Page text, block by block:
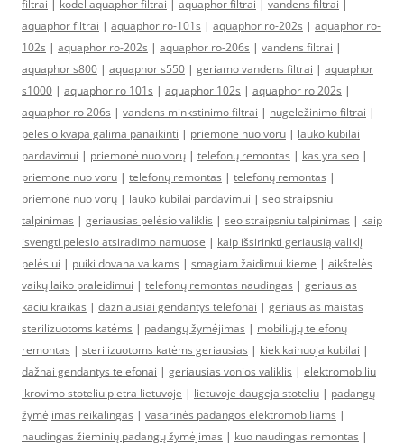
filtrai | kodel aquaphor filtrai | aquaphor filtrai | vandens filtrai |
aquaphor filtrai | aquaphor ro-101s | aquaphor ro-202s | aquaphor ro-
102s | aquaphor ro-202s | aquaphor ro-206s | vandens filtrai |
aquaphor s800 | aquaphor s550 | geriamo vandens filtrai | aquaphor
s1000 | aquaphor ro 101s | aquaphor 102s | aquaphor ro 202s |
aquaphor ro 206s | vandens minkstinimo filtrai | nugeležinimo filtrai |
pelesio kvapa galima panaikinti | priemone nuo voru | lauko kubilai
pardavimui | priemonė nuo vorų | telefonų remontas | kas yra seo |
priemone nuo voru | telefonų remontas | telefonų remontas |
priemonė nuo vorų | lauko kubilai pardavimui | seo straipsniu
talpinimas | geriausias pelėsio valiklis | seo straipsniu talpinimas | kaip
isvengti pelesio atsiradimo namuose | kaip išsirinkti geriausią valiklį
pelėsiui | puiki dovana vaikams | smagiam žaidimui kieme | aikštelės
vaikų laiko praleidimui | telefonų remontas naudingas | geriausias
kaciu kraikas | dazniausiai gendantys telefonai | geriausias maistas
sterilizuotoms katėms | padangų žymėjimas | mobiliųjų telefonų
remontas | sterilizuotoms katėms geriausias | kiek kainuoja kubilai |
dažnai gendantys telefonai | geriausias vonios valiklis | elektromobiliu
ikrovimo stoteliu pletra lietuvoje | lietuvoje daugeja stoteliu | padangų
žymėjimas reikalingas | vasarinės padangos elektromobiliams |
naudingas žieminių padangų žymėjimas | kuo naudingas remontas |